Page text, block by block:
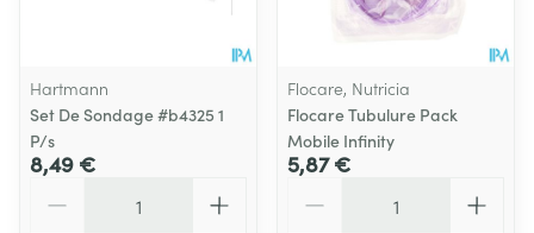
Hartmann
Set De Sondage #b4325 1
P/s
8,49 €
Flocare, Nutricia
Flocare Tubulure Pack
Mobile Infinity
5,87 €